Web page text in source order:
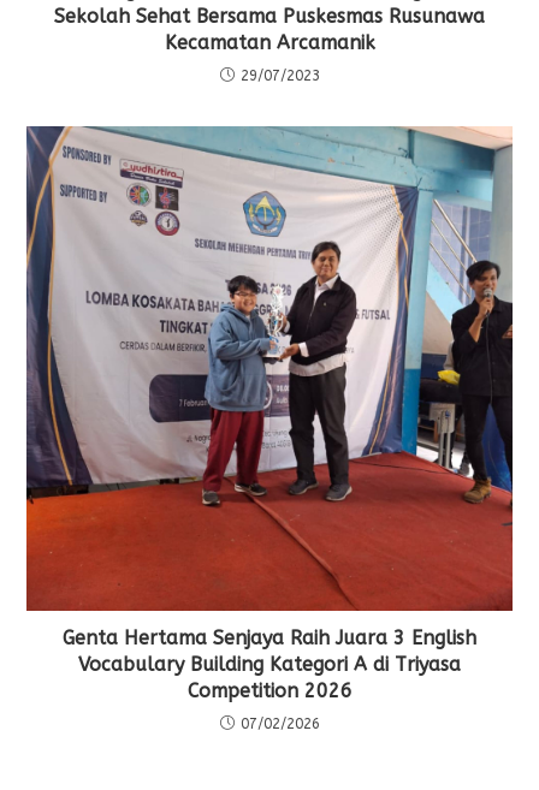
Sekolah Sehat Bersama Puskesmas Rusunawa
Kecamatan Arcamanik
29/07/2023
Genta Hertama Senjaya Raih Juara 3 English
Vocabulary Building Kategori A di Triyasa
Competition 2026
07/02/2026